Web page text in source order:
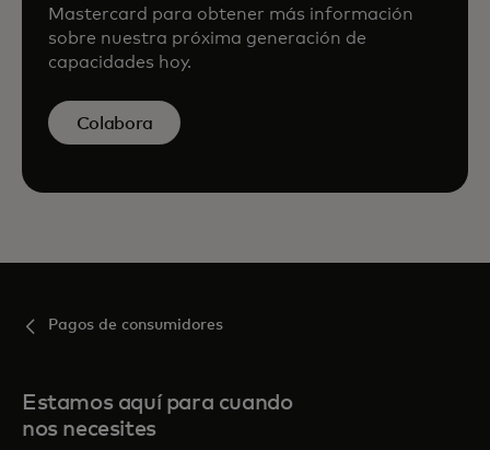
Mastercard para obtener más información
sobre nuestra próxima generación de
capacidades hoy.
Colabora
Pagos de consumidores
Estamos aquí para cuando
nos necesites